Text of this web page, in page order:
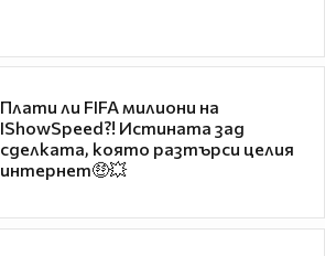
Плати ли FIFA милиони на
IShowSpeed?! Истината зад
сделката, която разтърси целия
интернет🤑💥